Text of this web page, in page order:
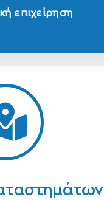
επιχείρηση